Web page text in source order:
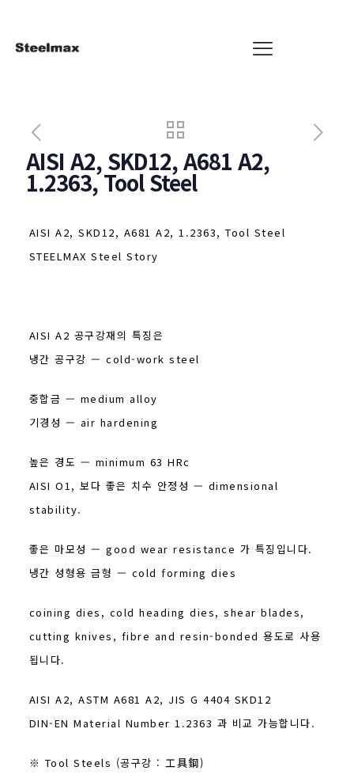
AISI A2, SKD12, A681 A2,
1.2363, Tool Steel
AISI A2, SKD12, A681 A2, 1.2363, Tool Steel
STEELMAX Steel Story
AISI A2 공구강재의 특징은
냉간 공구강 — cold-work steel
중합금 — medium alloy
기경성 — air hardening
높은 경도 — minimum 63 HRc
AISI O1, 보다 좋은 치수 안정성 — dimensional
stability.
좋은 마모성 — good wear resistance 가 특징입니다.
냉간 성형용 금형 — cold forming dies
coining dies, cold heading dies, shear blades,
cutting knives, fibre and resin-bonded 용도로 사용
됩니다.
AISI A2, ASTM A681 A2, JIS G 4404 SKD12
DIN-EN Material Number 1.2363 과 비교 가능합니다.
※ Tool Steels (공구강 : 工具鋼)